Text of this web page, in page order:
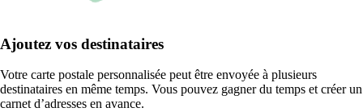
Ajoutez vos destinataires
Votre carte postale personnalisée peut être envoyée à plusieurs
destinataires en même temps. Vous pouvez gagner du temps et créer un
carnet d’adresses en avance.